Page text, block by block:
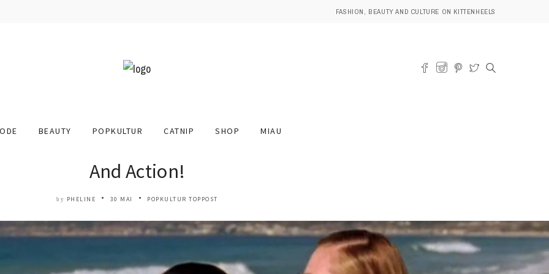
FASHION, BEAUTY AND CULTURE ON KITTENHEELS
BEAUTY POPKULTUR CATNIP SHOP MIAU
And Action!
by PHELINE 30 MAI POPKULTUR TOPPOST